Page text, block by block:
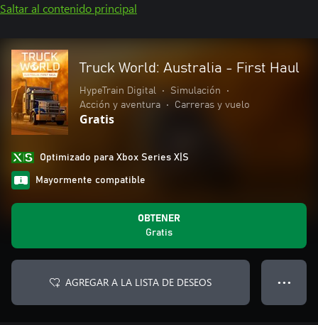
Saltar al contenido principal
Truck World: Australia - First Haul
HypeTrain Digital • Simulación
•
Acción y aventura
• Carreras y vuelo
Gratis
Optimizado para Xbox Series X|S
Mayormente compatible
OBTENER
Gratis
AGREGAR A LA LISTA DE DESEOS ● ● ●